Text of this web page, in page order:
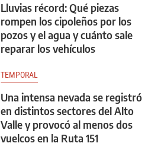
Lluvias récord: Qué piezas
rompen los cipoleños por los
pozos y el agua y cuánto sale
reparar los vehículos
TEMPORAL
Una intensa nevada se registró
en distintos sectores del Alto
Valle y provocó al menos dos
vuelcos en la Ruta 151